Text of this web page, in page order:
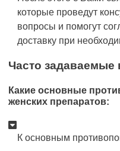
которые проведут
вопросы и помогут
доставку при
Часто задаваемые
Какие основные
женских препаратов:
К основным